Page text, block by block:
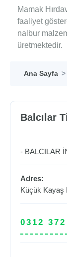
Mamak
faaliyet
nalbur
üretmektedir.
Ana Sayfa
Balcılar
- BALCILAR
Adres:
Küçük Kayaş
0312